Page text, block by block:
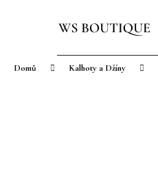
Domů Kalhoty a Džíny
Zpět
obchodu
Zpět
obchodu